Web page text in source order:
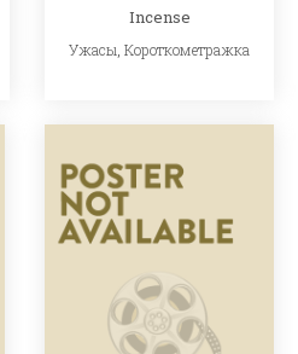
Incense
Ужасы ,Короткометражка